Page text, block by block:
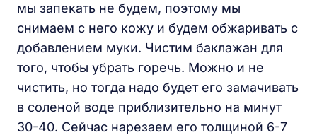
мы запекать не будем, поэтому мы
снимаем с него кожу и будем обжаривать с
добавлением муки. Чистим баклажан для
того, чтобы убрать горечь. Можно и не
чистить, но тогда надо будет его замачивать
в соленой воде приблизительно на минут
30-40. Сейчас нарезаем его толщиной 6-7